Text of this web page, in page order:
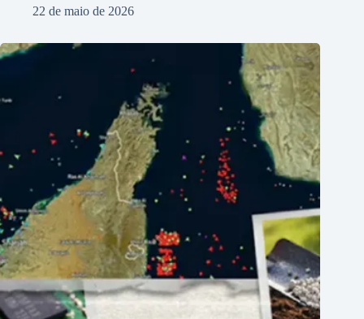
22 de maio de 2026